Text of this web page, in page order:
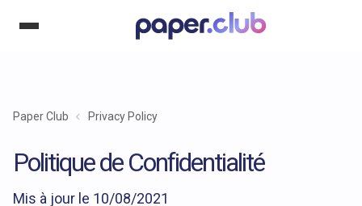
Paper Club Privacy Policy
Politique de Confidentialité
Mis à jour le 10/08/2021